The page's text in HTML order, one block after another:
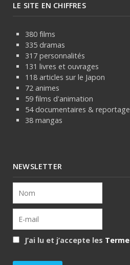
LE SITE EN CHIFFRES
380 films
335 dramas
317 personnalités
131 livres et ouvrages
118 articles sur le Japon
72 animes
59 films d'animation
54 documentaires &
38 mangas
NEWSLETTER
J’ai lu et j’accepte les